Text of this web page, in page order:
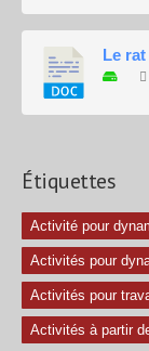
Le
Étiquettes
Activité pour
Activités pour
Activités pour
Activités à partir